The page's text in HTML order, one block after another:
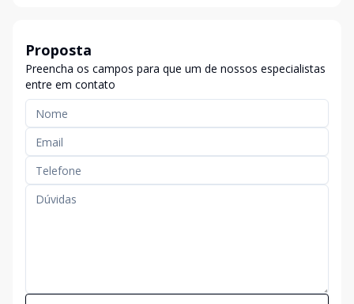
Proposta
Preencha os campos para que um de nossos especialistas
entre em contato